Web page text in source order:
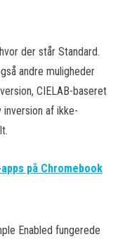
der står Standard.
andre muligheder
CIELAB-baseret
af ikke-
på Chromebook
Enabled fungerede